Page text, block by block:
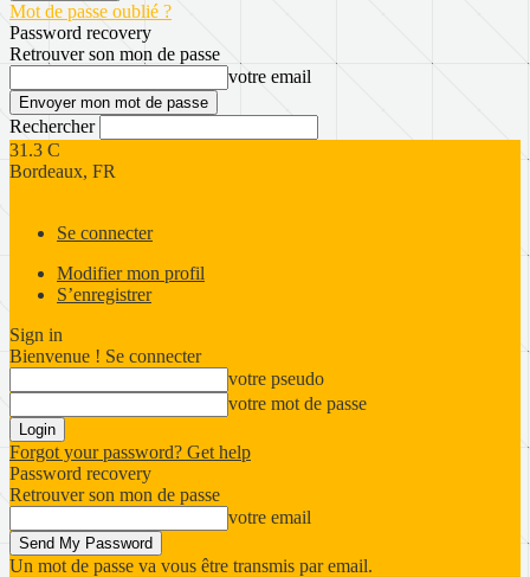
Mot de passe oublié ?
Password recovery
Retrouver son mon de passe
votre email
Rechercher
31.3 C
Bordeaux, FR
Se connecter
Modifier mon profil
S’enregistrer
Sign in
Bienvenue ! Se connecter
votre pseudo
votre mot de passe
Forgot your password? Get help
Password recovery
Retrouver son mon de passe
votre email
Un mot de passe va vous être transmis par email.